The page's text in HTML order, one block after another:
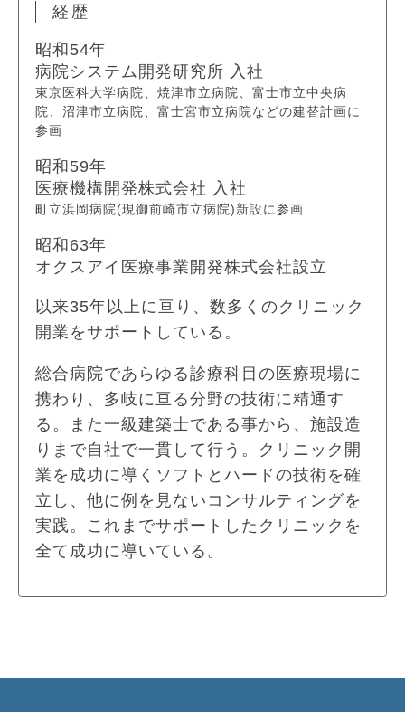
経歴
昭和54年
病院システム開発研究所 入社
東京医科大学病院、焼津市立病院、富士市立中央病
院、沼津市立病院、富士宮市立病院などの建替計画に
参画
昭和59年
医療機構開発株式会社 入社
町立浜岡病院(現御前崎市立病院)新設に参画
昭和63年
オクスアイ医療事業開発株式会社設立
以来35年以上に亘り、数多くのクリニック
開業をサポートしている。
総合病院であらゆる診療科目の医療現場に
携わり、多岐に亘る分野の技術に精通す
る。また一級建築士である事から、施設造
りまで自社で一貫して行う。クリニック開
業を成功に導くソフトとハードの技術を確
立し、他に例を見ないコンサルティングを
実践。これまでサポートしたクリニックを
全て成功に導いている。